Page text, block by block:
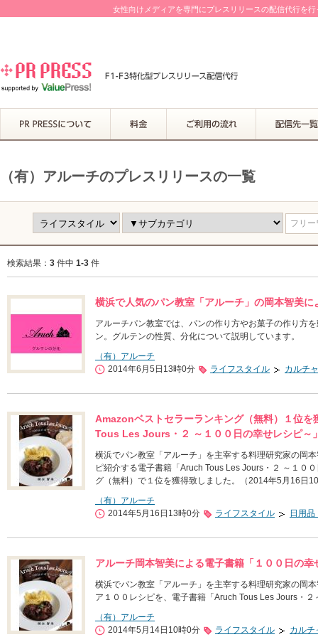
女性向けメディアを専門にプレスリリースの配信代行を
（有）アルーチのプレスリリースの一覧
フリ
検索結果： 3 件中 1-3 件
横浜で人気のパン教室「アルーチ」の岡本智美
アルーチパン教室では、パンの作り方やお菓子の作り方
ン。グルテンの性質、分化について説明しています。
（有）アルーチ
2014年6月5日13時0分
ライフスタイル カルチ
Amazonベストセラーランキング（無料）１位
Tous Les Jours・２ ～１００日の幸せレシピ～
横浜でパン教室「アルーチ」を主宰する料理研究家の岡
ピ紹介する電子書籍「Aruch Tous Les Jours・２ ～１０
グ（無料）で１位を獲得致しました。（2014年5月16日
（有）アルーチ
2014年5月16日13時0分
ライフスタイル 日用
アルーチ岡本智美による電子書籍「１００日の
横浜でパン教室「アルーチ」を主宰する料理研究家の岡
ア１００レシピを、電子書籍「Aruch Tous Les Jours・
（有）アルーチ
2014年5月14日10時0分
ライフスタイル カルチ